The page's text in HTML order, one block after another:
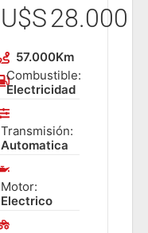
U$S28.000
57.000Km
Combustible:
Electricidad
Transmisión:
Automatica
Motor:
Electrico